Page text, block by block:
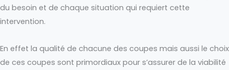
du besoin et de chaque situation qui requiert cette
intervention.
En effet la qualité de chacune des coupes mais aussi le choix
de ces coupes sont primordiaux pour s’assurer de la viabilité